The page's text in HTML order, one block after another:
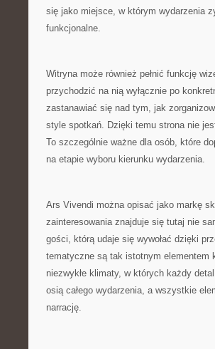
się jako miejsce, w którym wydarzenia
funkcjonalne.
Witryna może również pełnić funkcję
przychodzić na nią wyłącznie po
zastanawiać się nad tym, jak
style spotkań. Dzięki temu strona nie
To szczególnie ważne dla osób, które
na etapie wyboru kierunku wydarzenia.
Ars Vivendi można opisać jako markę
zainteresowania znajduje się tutaj nie
gości, którą udaje się wywołać dzięki
tematyczne są tak istotnym elementem
niezwykłe klimaty, w których każdy
osią całego wydarzenia, a wszystkie
narrację.